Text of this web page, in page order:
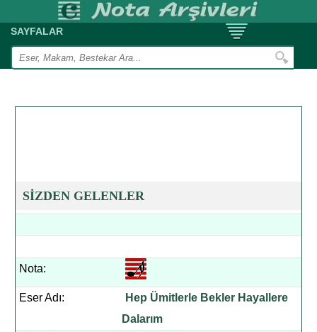
SAYFALAR
SİZDEN GELENLER
Nota:
Eser Adı:
Hep Ümitlerle Bekler Hayallere
Dalarım